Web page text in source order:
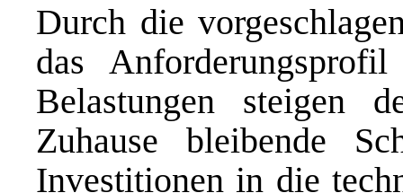
Durch die
das
Belastungen steigen
Zuhause bleibende
Investitionen in die